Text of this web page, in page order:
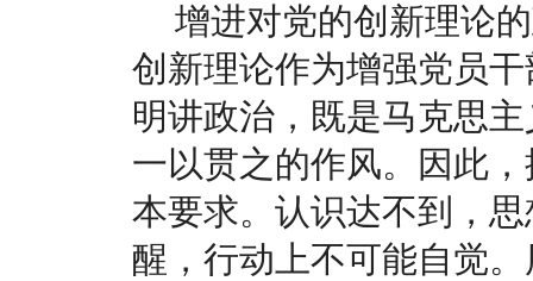
增进对党的创新理论
创新理论作为增强党员
明讲政治，既是马克思
一以贯之的作风。因此
本要求。认识达不到，
醒，行动上不可能自觉